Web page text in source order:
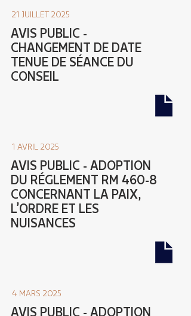
21 JUILLET 2025
AVIS PUBLIC -
CHANGEMENT DE DATE
TENUE DE SÉANCE DU
CONSEIL
1 AVRIL 2025
AVIS PUBLIC - ADOPTION
DU RÉGLEMENT RM 460-8
CONCERNANT LA PAIX,
L’ORDRE ET LES
NUISANCES
4 MARS 2025
AVIS PUBLIC - ADOPTION